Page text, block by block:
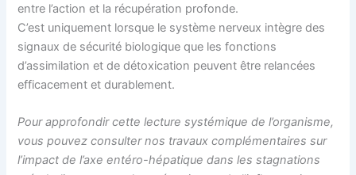
entre l’action et la récupération profonde.
C’est uniquement lorsque le système nerveux intègre des
signaux de sécurité biologique que les fonctions
d’assimilation et de détoxication peuvent être relancées
efficacement et durablement.
Pour approfondir cette lecture systémique de l’organisme,
vous pouvez consulter nos travaux complémentaires sur
l’impact de l’axe entéro-hépatique dans les stagnations